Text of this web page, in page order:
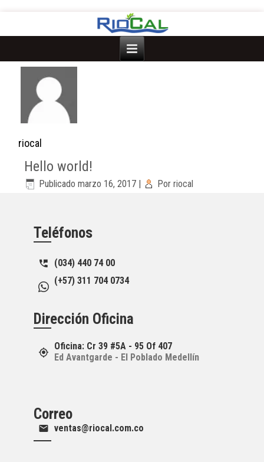
riocal
Hello world!
Publicado marzo 16, 2017 | Por riocal
Teléfonos
(034) 440 74 00
(+57) 311 704 0734
Dirección Oficina
Oficina: Cr 39 #5A - 95 Of 407
Ed Avantgarde - El Poblado Medellín
Correo
ventas@riocal.com.co